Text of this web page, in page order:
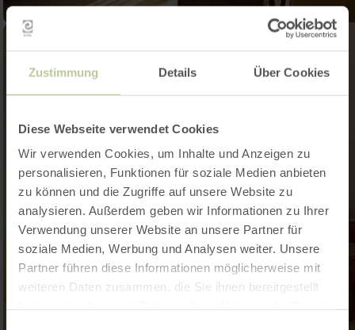
Zustimmung Details Über Cookies
Diese Webseite verwendet Cookies
Wir verwenden Cookies, um Inhalte und Anzeigen zu
personalisieren, Funktionen für soziale Medien anbieten
zu können und die Zugriffe auf unsere Website zu
analysieren. Außerdem geben wir Informationen zu Ihrer
Verwendung unserer Website an unsere Partner für
soziale Medien, Werbung und Analysen weiter. Unsere
Partner führen diese Informationen möglicherweise mit
weiteren Daten zusammen, die Sie ihnen bereitgestellt